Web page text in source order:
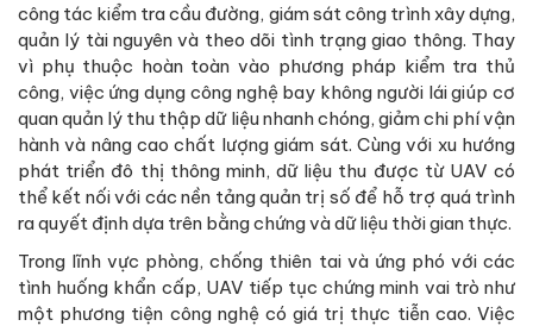
công tác kiểm tra cầu đường, giám sát công trình xây dựng,
quản lý tài nguyên và theo dõi tình trạng giao thông. Thay
vì phụ thuộc hoàn toàn vào phương pháp kiểm tra thủ
công, việc ứng dụng công nghệ bay không người lái giúp cơ
quan quản lý thu thập dữ liệu nhanh chóng, giảm chi phí vận
hành và nâng cao chất lượng giám sát. Cùng với xu hướng
phát triển đô thị thông minh, dữ liệu thu được từ UAV có
thể kết nối với các nền tảng quản trị số để hỗ trợ quá trình
ra quyết định dựa trên bằng chứng và dữ liệu thời gian thực.
Trong lĩnh vực phòng, chống thiên tai và ứng phó với các
tình huống khẩn cấp, UAV tiếp tục chứng minh vai trò như
một phương tiện công nghệ có giá trị thực tiễn cao. Việc